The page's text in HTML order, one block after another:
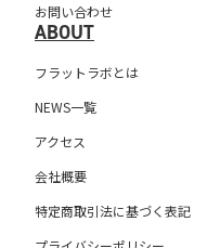
お問い合わせ
ABOUT
フラットラボとは
NEWS一覧
アクセス
会社概要
特定商取引法に基づく表記